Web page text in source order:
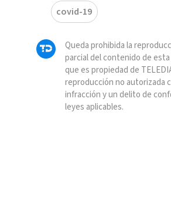
covid-19
Queda prohibida la
parcial del contenido de
que es propiedad de
reproducción no autorizada
infracción y un delito de
leyes aplicables.